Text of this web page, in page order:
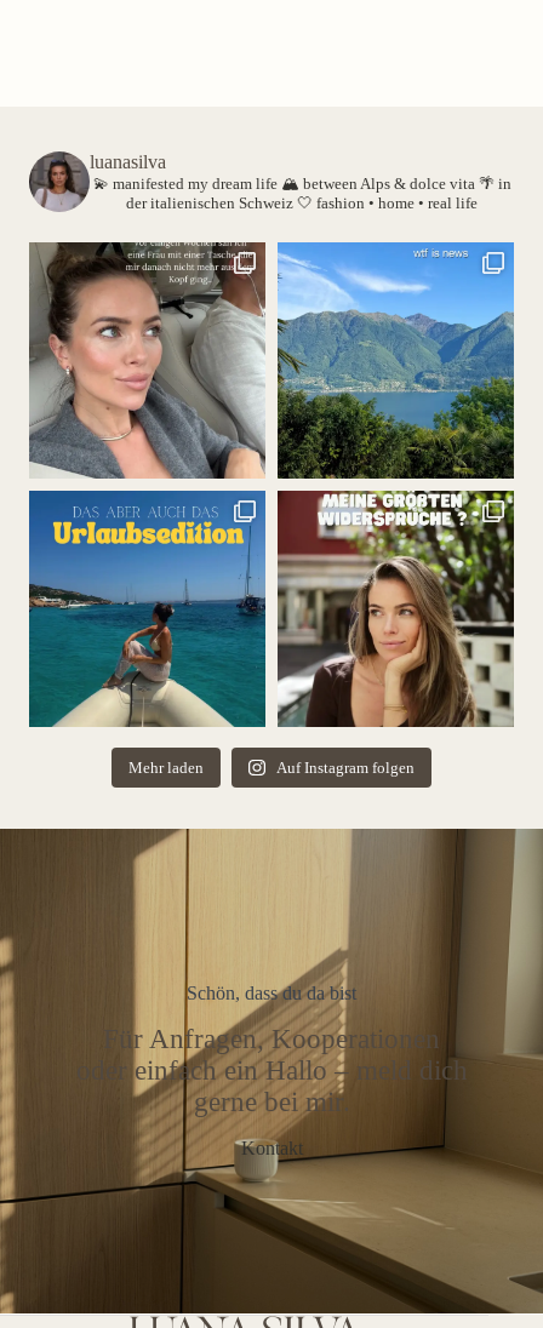
luanasilva
💫 manifested my dream life 🏔️ between Alps & dolce vita 🌴 in
der italienischen Schweiz 🤍 fashion • home • real life
Mehr laden Auf Instagram folgen
Schön, dass du da bist
Für Anfragen, Kooperationen
oder einfach ein Hallo – meld dich
gerne bei mir.
Kontakt